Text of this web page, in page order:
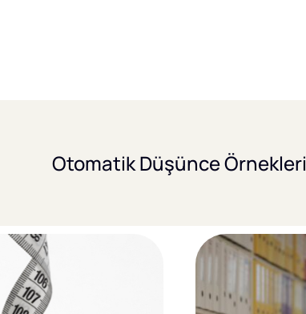
Otomatik Düşünce Örnekleri